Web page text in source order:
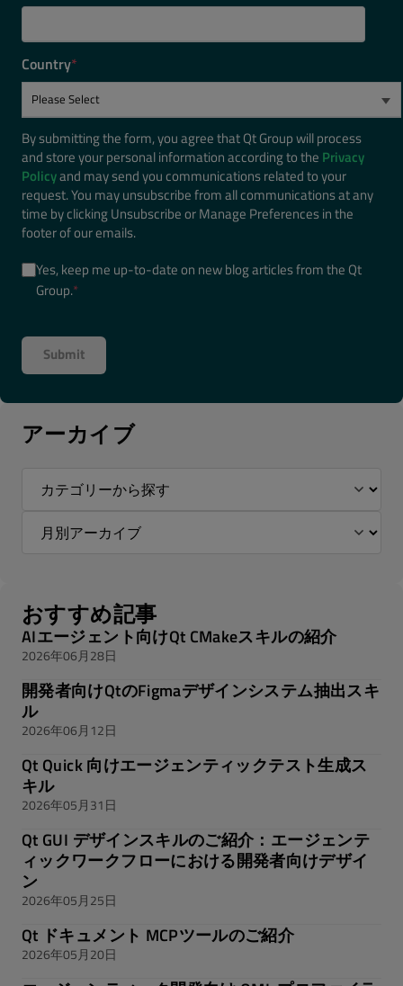
Country*
By submitting the form, you agree that Qt Group will process
and store your personal information according to the Privacy
Policyand may send you communications related to your
request. You may unsubscribe from all communications at any
time by clicking Unsubscribe or Manage Preferences in the
footer of our emails.
Yes, keep me up-to-date on new blog articles from the Qt
Group.*
アーカイブ
おすすめ記事
AIエージェント向けQt CMakeスキルの紹介
2026年06月28日
開発者向けQtのFigmaデザインシステム抽出スキ
ル
2026年06月12日
Qt Quick 向けエージェンティックテスト生成ス
キル
2026年05月31日
Qt GUI デザインスキルのご紹介：エージェンテ
ィックワークフローにおける開発者向けデザイ
ン
2026年05月25日
Qt ドキュメント MCPツールのご紹介
2026年05月20日